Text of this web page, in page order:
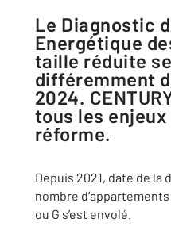
Le Diagnostic de Performance
Energétique
taille réduite
différemment
2024.
tous les
réforme.
Depuis 2021, date de la
nombre
ou G s’est envolé.